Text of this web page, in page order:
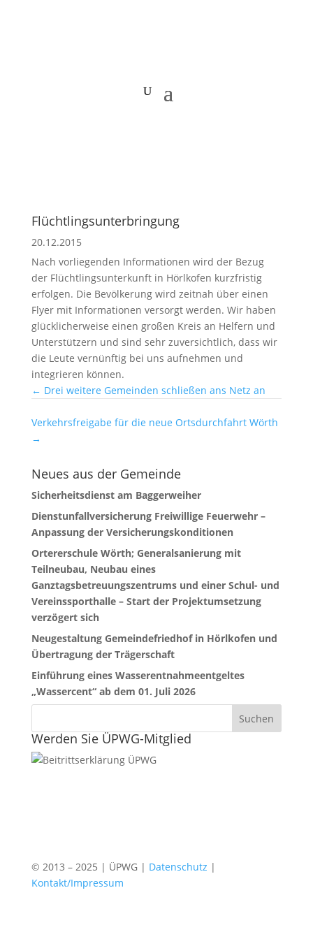
Flüchtlingsunterbringung
20.12.2015
Nach vorliegenden Informationen wird der Bezug
der Flüchtlingsunterkunft in Hörlkofen kurzfristig
erfolgen. Die Bevölkerung wird zeitnah über einen
Flyer mit Informationen versorgt werden. Wir haben
glücklicherweise einen großen Kreis an Helfern und
Unterstützern und sind sehr zuversichtlich, dass wir
die Leute vernünftig bei uns aufnehmen und
integrieren können.
← Drei weitere Gemeinden schließen ans Netz an
Verkehrsfreigabe für die neue Ortsdurchfahrt Wörth
→
Neues aus der Gemeinde
Sicherheitsdienst am Baggerweiher
Dienstunfallversicherung Freiwillige Feuerwehr –
Anpassung der Versicherungskonditionen
Ortererschule Wörth; Generalsanierung mit
Teilneubau, Neubau eines
Ganztagsbetreuungszentrums und einer Schul- und
Vereinssporthalle – Start der Projektumsetzung
verzögert sich
Neugestaltung Gemeindefriedhof in Hörlkofen und
Übertragung der Trägerschaft
Einführung eines Wasserentnahmeentgeltes
„Wassercent“ ab dem 01. Juli 2026
Werden Sie ÜPWG-Mitglied
© 2013 – 2025 | ÜPWG | Datenschutz |
Kontakt/Impressum